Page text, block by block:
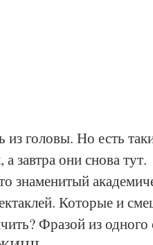
из головы. Но есть
а завтра они снова тут.
знаменитый
Которые и
Фразой из